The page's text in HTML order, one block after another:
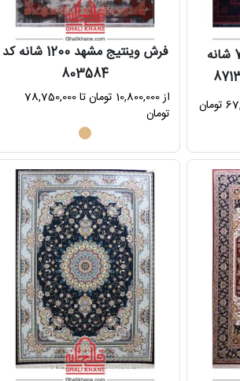
فرش ماشینی مشهد 700 شانه
فرش وینتیج مشهد 1200 شانه کد
803584
از 10,800,000 تومان تا 78,750,000
تومان